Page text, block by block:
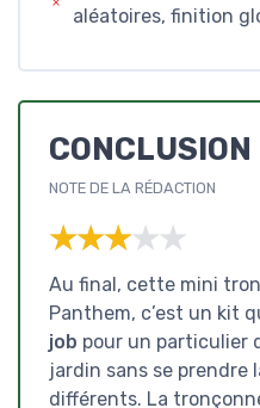
aléatoires, finition
CONCLUSION
NOTE DE LA RÉDACTION
★★★★★
★★★★★
Au final, cette mini
Panthem, c’est un kit
job pour un particulier
jardin sans se
différents. La